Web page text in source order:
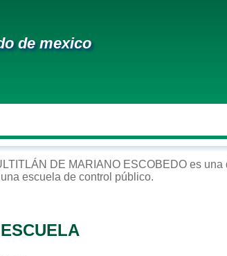
de mexico
DE MARIANO ESCOBEDO es una
escuela de control público.